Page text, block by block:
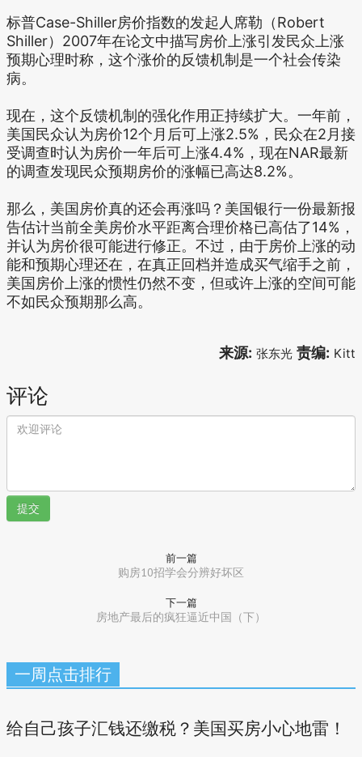
标普Case-Shiller房价指数的发起人席勒（Robert
Shiller）2007年在论文中描写房价上涨引发民众上涨
预期心理时称，这个涨价的反馈机制是一个社会传染
病。
现在，这个反馈机制的强化作用正持续扩大。一年前，
美国民众认为房价12个月后可上涨2.5%，民众在2月接
受调查时认为房价一年后可上涨4.4%，现在NAR最新
的调查发现民众预期房价的涨幅已高达8.2%。
那么，美国房价真的还会再涨吗？美国银行一份最新报
告估计当前全美房价水平距离合理价格已高估了14%，
并认为房价很可能进行修正。不过，由于房价上涨的动
能和预期心理还在，在真正回档并造成买气缩手之前，
美国房价上涨的惯性仍然不变，但或许上涨的空间可能
不如民众预期那么高。
来源: 张东光 责编: Kitt
评论
提交
前一篇
购房10招学会分辨好坏区
下一篇
房地产最后的疯狂逼近中国（下）
一周点击排行
给自己孩子汇钱还缴税？美国买房小心地雷！